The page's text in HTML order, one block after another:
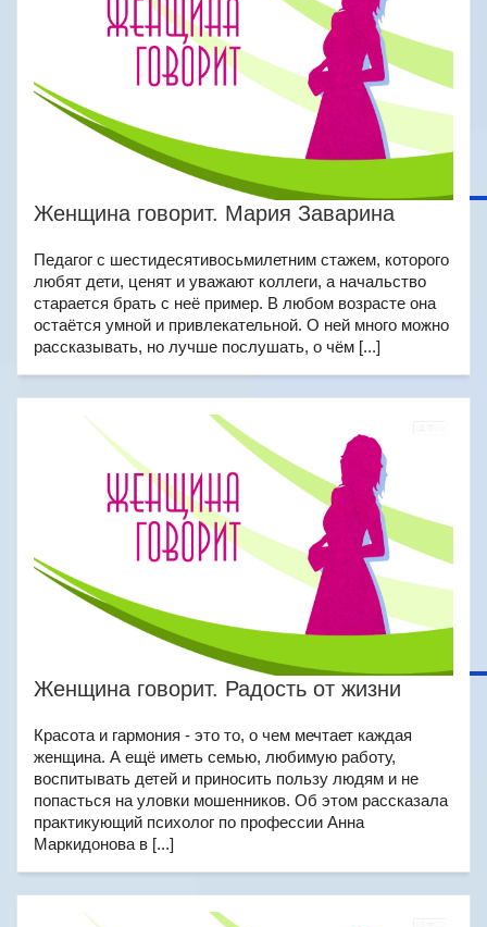
Женщина говорит. Мария Заварина
Педагог с шестидесятивосьмилетним стажем, которого
любят дети, ценят и уважают коллеги, а начальство
старается брать с неё пример. В любом возрасте она
остаётся умной и привлекательной. О ней много можно
рассказывать, но лучше послушать, о чём [...]
Женщина говорит. Радость от жизни
Красота и гармония - это то, о чем мечтает каждая
женщина. А ещё иметь семью, любимую работу,
воспитывать детей и приносить пользу людям и не
попасться на уловки мошенников. Об этом рассказала
практикующий психолог по профессии Анна
Маркидонова в [...]